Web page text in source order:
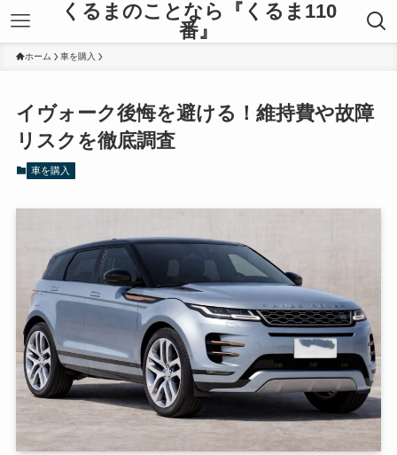
くるまのことなら『くるま110
番』
ホーム 車を購入
イヴォーク後悔を避ける！維持費や故障
リスクを徹底調査
車を購入